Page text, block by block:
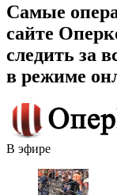
Самые
сайте
следить за
в режиме
В эфире